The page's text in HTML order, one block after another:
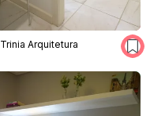
Trinia Arquitetura